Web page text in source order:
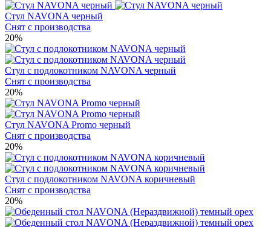
Стул NAVONA черный
Снят с производства
20%
Стул с подлокотником NAVONA черный
Снят с производства
20%
Стул NAVONA Promo черный
Снят с производства
20%
Стул с подлокотником NAVONA коричневый
Снят с производства
20%